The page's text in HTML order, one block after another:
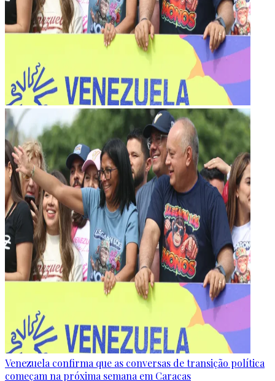
Venezuela confirma que as conversas de transição política
começam na próxima semana em Caracas